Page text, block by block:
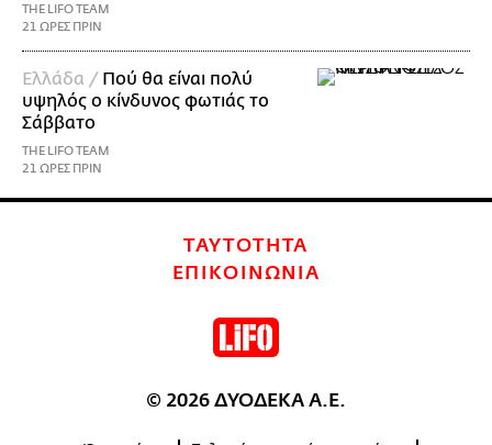
THE LIFO TEAM
21 ΩΡΕΣ ΠΡΙΝ
Ελλάδα / Πού θα είναι πολύ
υψηλός ο κίνδυνος φωτιάς το
Σάββατο
THE LIFO TEAM
21 ΩΡΕΣ ΠΡΙΝ
ΤΑΥΤΟΤΗΤΑ
ΕΠΙΚΟΙΝΩΝΙΑ
© 2026 ΔΥΟΔΕΚΑ Α.Ε.